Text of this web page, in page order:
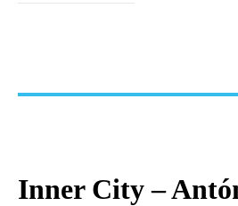
Inner City –